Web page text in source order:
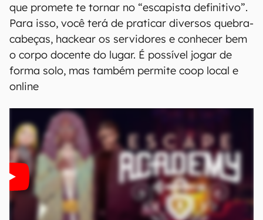
que promete te tornar no “escapista definitivo”.
Para isso, você terá de praticar diversos quebra-
cabeças, hackear os servidores e conhecer bem
o corpo docente do lugar. É possível jogar de
forma solo, mas também permite coop local e
online